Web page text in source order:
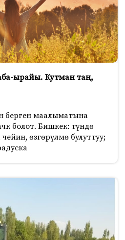
ырайы. Кутман таң,
берген маалыматына
болот. Бишкек: түндө
өзгөрүлмө булуттуу;